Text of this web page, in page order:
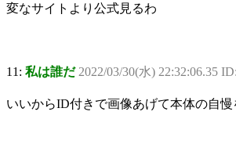
変なサイトより公式見るわ
11: 私は誰だ 2022/03/30(水) 22:32:06.35
いいからID付きで画像あげて本体の自慢